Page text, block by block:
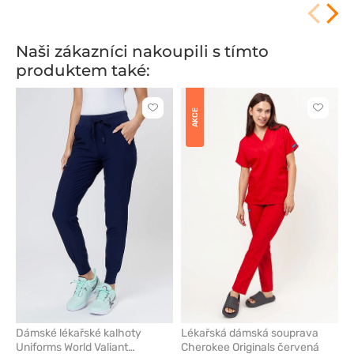
Naši zákazníci nakoupili s tímto
produktem také:
Kliknutím
odeberete
Dámské lékařské kalhoty
Uniforms World Valiant
AKCE
Lékařská dámská souprava
Cherokee Originals červená